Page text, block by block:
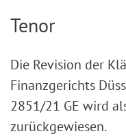
Tenor
Die Revision der
Finanzgerichts
2851/21 GE wird
zurückgewiesen.